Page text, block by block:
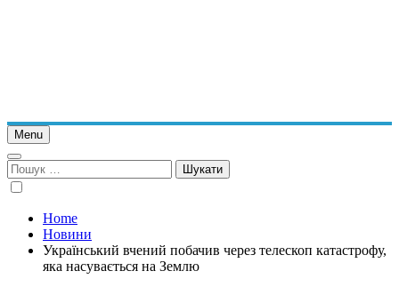
Menu
Пошук:
Home
Новини
Український вчений побачив через телескоп катастрофу,
яка насувається на Землю